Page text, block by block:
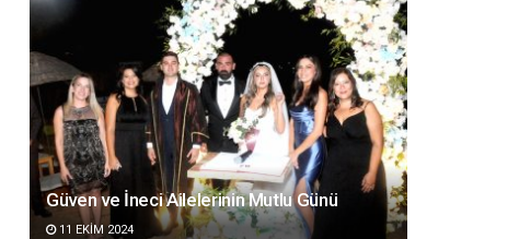
Güven ve İneci Ailelerinin Mutlu Günü
11 EKIM 2024